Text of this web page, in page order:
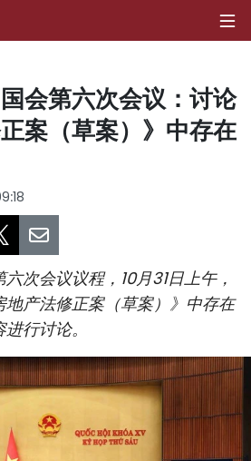
页
济
会
保
化
育
国际
会第六次会议：讨论
案（草案）》中存在
次会议议程，10月31日上午，
产法修正案（草案）》中存在
行讨论。